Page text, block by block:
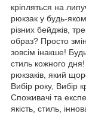
кріпляться на
рюкзак у будь-
різних бейджів,
образ? Просто
зовсім інакше!
стиль кожного
рюкзаків, який
Вибір року, Вибір
Споживачі та
якість, стиль,